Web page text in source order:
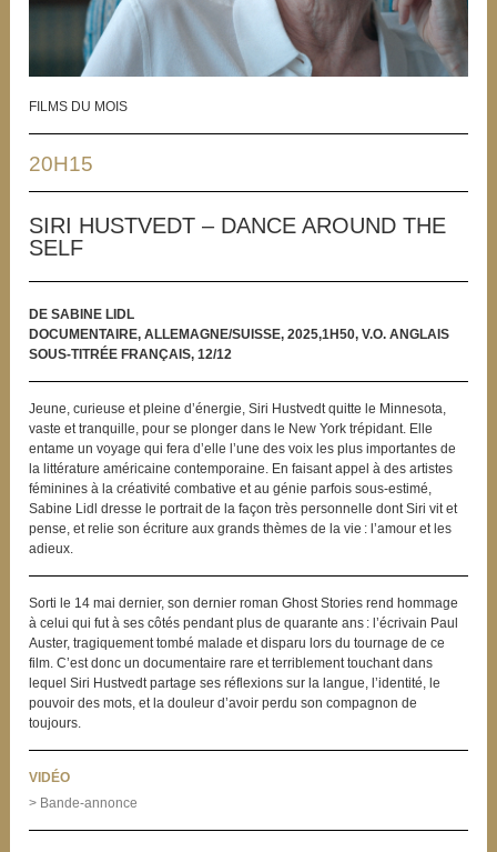
FILMS DU MOIS
20H15
SIRI HUSTVEDT – DANCE AROUND THE
SELF
DE SABINE LIDL
DOCUMENTAIRE, ALLEMAGNE/SUISSE, 2025,1H50, V.O. ANGLAIS
SOUS-TITRÉE FRANÇAIS, 12/12
Jeune, curieuse et pleine d’énergie, Siri Hustvedt quitte le Minnesota,
vaste et tranquille, pour se plonger dans le New York trépidant. Elle
entame un voyage qui fera d’elle l’une des voix les plus importantes de
la littérature américaine contemporaine. En faisant appel à des artistes
féminines à la créativité combative et au génie parfois sous-estimé,
Sabine Lidl dresse le portrait de la façon très personnelle dont Siri vit et
pense, et relie son écriture aux grands thèmes de la vie : l’amour et les
adieux.
Sorti le 14 mai dernier, son dernier roman Ghost Stories rend hommage
à celui qui fut à ses côtés pendant plus de quarante ans : l’écrivain Paul
Auster, tragiquement tombé malade et disparu lors du tournage de ce
film. C’est donc un documentaire rare et terriblement touchant dans
lequel Siri Hustvedt partage ses réflexions sur la langue, l’identité, le
pouvoir des mots, et la douleur d’avoir perdu son compagnon de
toujours.
VIDÉO
> Bande-annonce